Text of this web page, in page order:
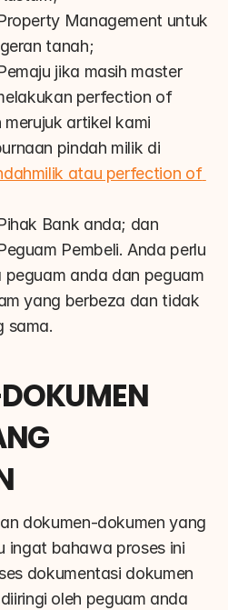
Management untuk
tanah;
jika masih master
perfection of
artikel kami
atau perfection of
Bank anda; dan
Pembeli. Anda perlu
anda dan peguam
yang berbeza dan tidak
sama.
dokumen-dokumen yang
ingat bahawa proses ini
dokumentasi dokumen
oleh peguam anda